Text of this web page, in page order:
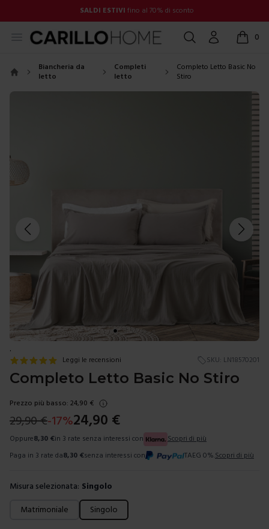
SALDI ESTIVI fino al 70% di sconto
Open menu Cerca Account 0
items
Biancheria da
letto
Completi
letto
Completo Letto Basic No
Stiro
.
Leggi le recensioni SKU: LN18570201
Completo Letto Basic No Stiro
Prezzo più basso: 24,90 €
29,90€-17%24,90 €
Oppure8,30 €in 3 rate senza interessi con
Scopri di più
Paga in 3 rate da8,30 €senza interessi con TAEG 0%. Scopri di più
Misura selezionata: Singolo
Scegli una misura
Matrimoniale Singolo